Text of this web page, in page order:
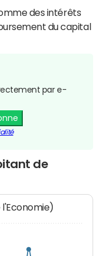
des intérêts
du capital
par e-
de
l'Economie)